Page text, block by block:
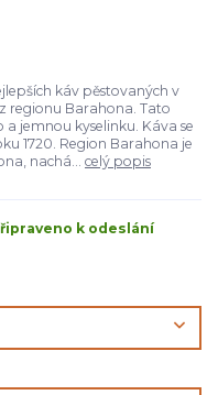
káv pěstovaných v
regionu Barahona. Tato
jemnou kyselinku. Káva se
1720. Region Barahona je
nachá... celý popis
k odeslání